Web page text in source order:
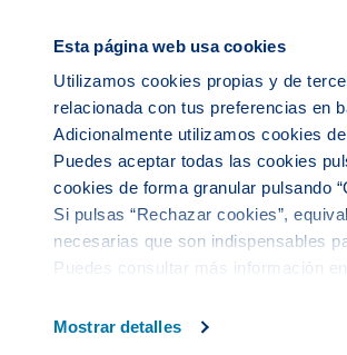
Esta página web usa cookies
Utilizamos cookies propias y de
relacionada con tus preferencias en
Adicionalmente utilizamos cookies
Puedes aceptar todas las cookies
cookies de forma granular pulsando
Si pulsas “Rechazar cookies”,
necesarias que son indispensables
Puedes consultar más información
Mostrar detalles
Sobre nosotros
null